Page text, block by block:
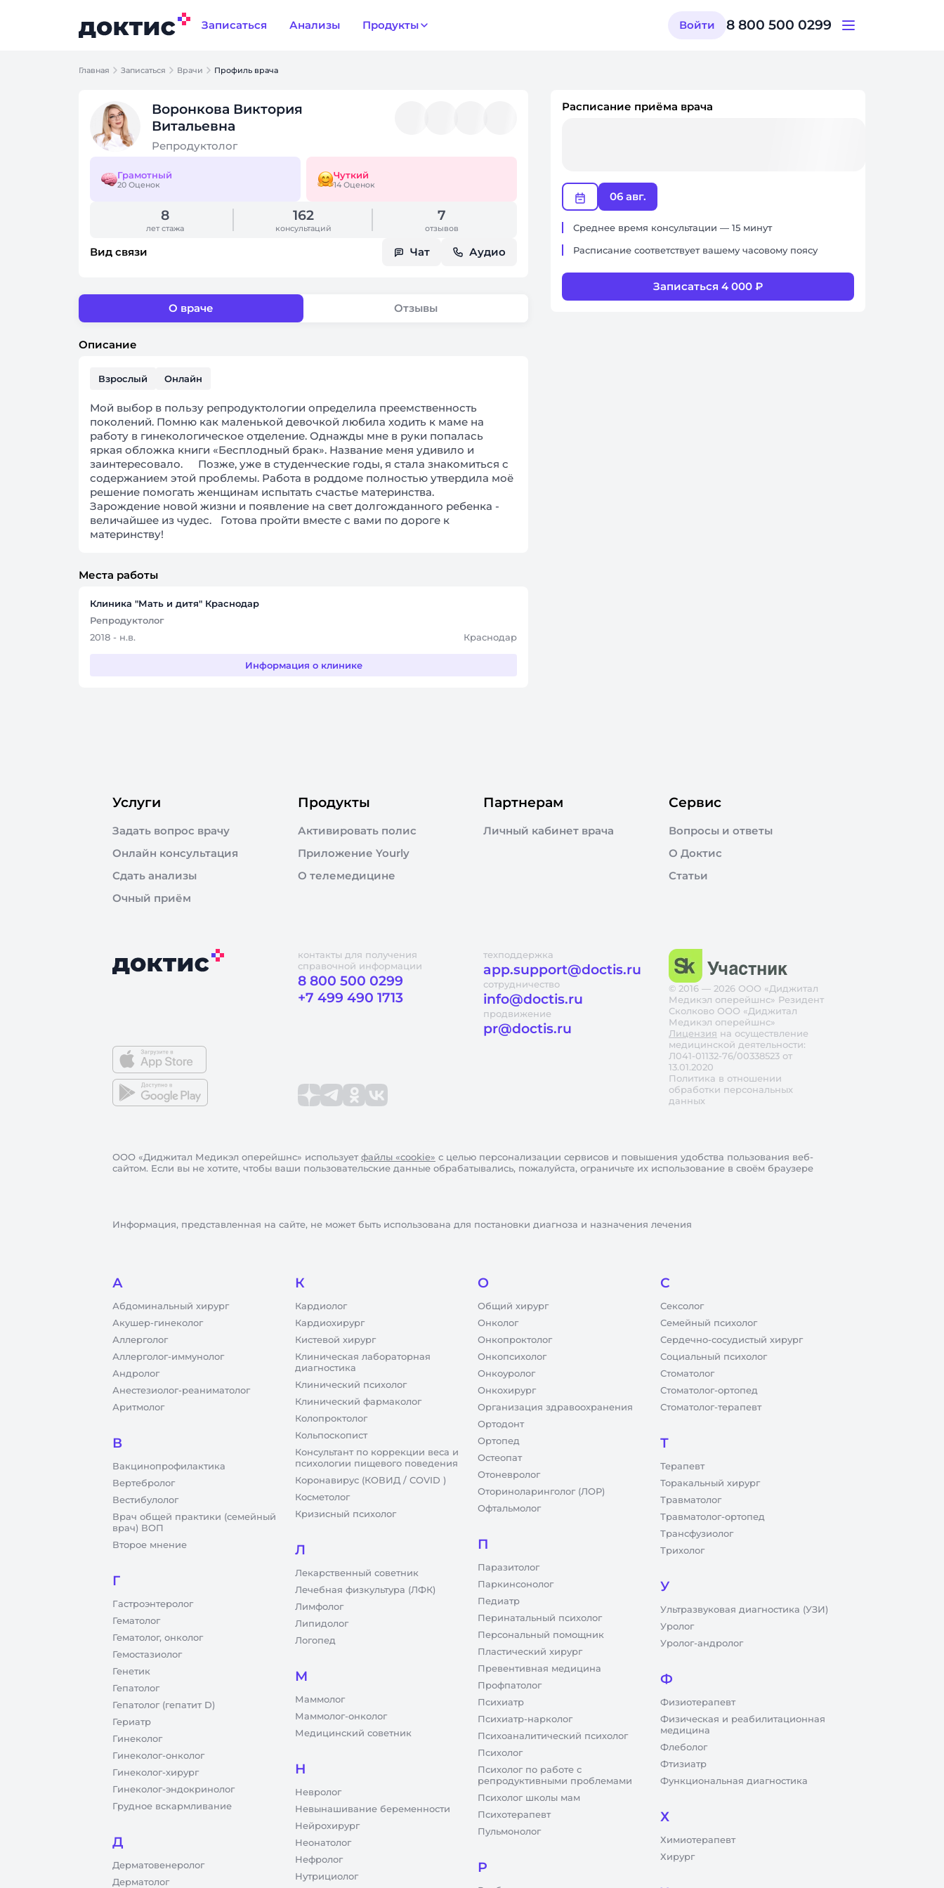
Записаться Анализы Продукты Войти 8 800 500 0299
Главная Записаться Врачи Профиль врача
Воронкова Виктория
Витальевна
Репродуктолог
Грамотный
20 Оценок
Чуткий
14 Оценок
8
лет стажа
162
консультаций
7
отзывов
Вид связи Чат Аудио
О враче Отзывы
Описание
Взрослый Онлайн
Мой выбор в пользу репродуктологии определила преемственность
поколений. Помню как маленькой девочкой любила ходить к маме на
работу в гинекологическое отделение. Однажды мне в руки попалась
яркая обложка книги «Бесплодный брак». Название меня удивило и
заинтересовало. Позже, уже в студенческие годы, я стала знакомиться с
содержанием этой проблемы. Работа в роддоме полностью утвердила моё
решение помогать женщинам испытать счастье материнства.
Зарождение новой жизни и появление на свет долгожданного ребенка -
величайшее из чудес. Готова пройти вместе с вами по дороге к
материнству!
Места работы
Клиника "Мать и дитя" Краснодар
Репродуктолог
2018 - н.в.
Краснодар
Информация о клинике
Расписание приёма врача
06 авг.
Среднее время консультации — 15 минут
Расписание соответствует вашему часовому поясу
Записаться 4 000 ₽
Услуги
Задать вопрос врачу
Онлайн консультация
Сдать анализы
Очный приём
Продукты
Активировать полис
Приложение Yourly
О телемедицине
Партнерам
Личный кабинет врача
Сервис
Вопросы и ответы
О Доктис
Статьи
контакты для получения
справочной информации
8 800 500 0299
+7 499 490 1713
техподдержка
app.support@doctis.ru
сотрудничество
info@doctis.ru
продвижение
pr@doctis.ru
© 2016 — 2026 ООО «Диджитал
Медикэл оперейшнс» Резидент
Сколково ООО «Диджитал
Медикэл оперейшнс»
Лицензия на осуществление
медицинской деятельности:
Л041-01132-76/00338523 от
13.01.2020
Политика в отношении
обработки персональных
данных
ООО «Диджитал Медикэл оперейшнс» используетфайлы «cookie» с целью персонализации сервисов и повышения удобства пользования веб-
сайтом. Если вы не хотите, чтобы ваши пользовательские данные обрабатывались, пожалуйста, ограничьте их использование в своём браузере
Информация, представленная на сайте, не может быть использована для постановки диагноза и назначения лечения
А
Абдоминальный хирург
Акушер-гинеколог
Аллерголог
Аллерголог-иммунолог
Андролог
Анестезиолог-реаниматолог
Аритмолог
В
Вакцинопрофилактика
Вертебролог
Вестибулолог
Врач общей практики (семейный
врач) ВОП
Второе мнение
Г
Гастроэнтеролог
Гематолог
Гематолог, онколог
Гемостазиолог
Генетик
Гепатолог
Гепатолог (гепатит D)
Гериатр
Гинеколог
Гинеколог-онколог
Гинеколог-хирург
Гинеколог-эндокринолог
Грудное вскармливание
Д
Дерматовенеролог
Дерматолог
К
Кардиолог
Кардиохирург
Кистевой хирург
Клиническая лабораторная
диагностика
Клинический психолог
Клинический фармаколог
Колопроктолог
Кольпоскопист
Консультант по коррекции веса и
психологии пищевого поведения
Коронавирус (КОВИД / COVID )
Косметолог
Кризисный психолог
Л
Лекарственный советник
Лечебная физкультура (ЛФК)
Лимфолог
Липидолог
Логопед
М
Маммолог
Маммолог-онколог
Медицинский советник
Н
Невролог
Невынашивание беременности
Нейрохирург
Неонатолог
Нефролог
Нутрициолог
О
Общий хирург
Онколог
Онкопроктолог
Онкопсихолог
Онкоуролог
Онкохирург
Организация здравоохранения
Ортодонт
Ортопед
Остеопат
Отоневролог
Оториноларинголог (ЛОР)
Офтальмолог
П
Паразитолог
Паркинсонолог
Педиатр
Перинатальный психолог
Персональный помощник
Пластический хирург
Превентивная медицина
Профпатолог
Психиатр
Психиатр-нарколог
Психоаналитический психолог
Психолог
Психолог по работе с
репродуктивными проблемами
Психолог школы мам
Психотерапевт
Пульмонолог
Р
С
Сексолог
Семейный психолог
Сердечно-сосудистый хирург
Социальный психолог
Стоматолог
Стоматолог-ортопед
Стоматолог-терапевт
Т
Терапевт
Торакальный хирург
Травматолог
Травматолог-ортопед
Трансфузиолог
Трихолог
У
Ультразвуковая диагностика (УЗИ)
Уролог
Уролог-андролог
Ф
Физиотерапевт
Физическая и реабилитационная
медицина
Флеболог
Фтизиатр
Функциональная диагностика
Х
Химиотерапевт
Хирург